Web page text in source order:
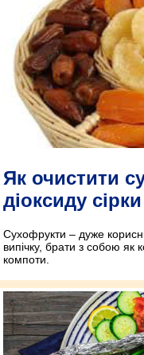
Як очистити
діоксиду
Сухофрукти – дуже
випічку, брати з собою як
компоти.